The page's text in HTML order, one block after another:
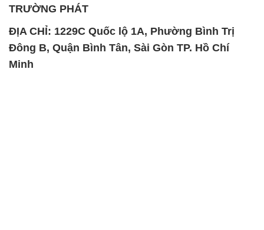
TRƯỜNG PHÁT
ĐỊA CHỈ: 1229C Quốc lộ 1A, Phường Bình Trị
Đông B, Quận Bình Tân, Sài Gòn TP. Hồ Chí
Minh